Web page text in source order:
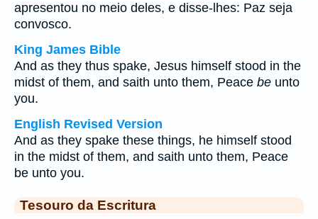
apresentou no meio deles, e disse-lhes: Paz seja
convosco.
King James Bible
And as they thus spake, Jesus himself stood in the
midst of them, and saith unto them, Peace be unto
you.
English Revised Version
And as they spake these things, he himself stood
in the midst of them, and saith unto them, Peace
be unto you.
Tesouro da Escritura